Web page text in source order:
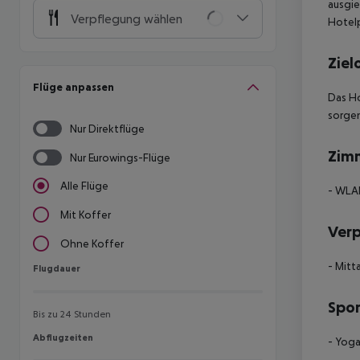
Verpflegung wählen
Flüge anpassen
Nur Direktflüge
Nur Eurowings-Flüge
Alle Flüge
Mit Koffer
Ohne Koffer
Flugdauer
Flugdauer
Bis zu 24 Stunden
Abflugzeiten
Abflugzeiten
Das
-
-
-